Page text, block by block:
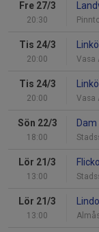
Fre 27/3
20:30
Tis 24/3
20:00 Vasa
Tis 24/3
20:00 Vasa
Sön 22/3
18:00
Lör 21/3
13:00
Lör 21/3
13:00